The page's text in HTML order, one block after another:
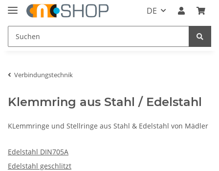
DE
Verbindungstechnik
Klemmring aus Stahl / Edelstahl
KLemmringe und Stellringe aus Stahl & Edelstahl von Mädler
Edelstahl DIN705A
Edelstahl geschlitzt